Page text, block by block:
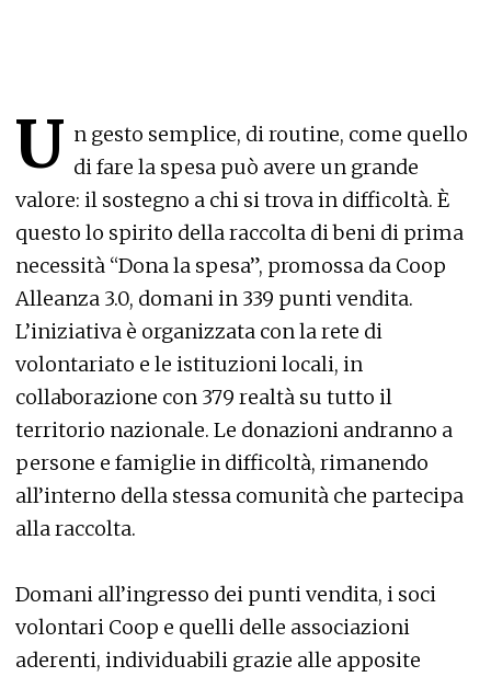
U n gesto semplice, di routine, come quello
di fare la spesa può avere un grande
valore: il sostegno a chi si trova in difficoltà. È
questo lo spirito della raccolta di beni di prima
necessità “Dona la spesa”, promossa da Coop
Alleanza 3.0, domani in 339 punti vendita.
L’iniziativa è organizzata con la rete di
volontariato e le istituzioni locali, in
collaborazione con 379 realtà su tutto il
territorio nazionale. Le donazioni andranno a
persone e famiglie in difficoltà, rimanendo
all’interno della stessa comunità che partecipa
alla raccolta.
Domani all’ingresso dei punti vendita, i soci
volontari Coop e quelli delle associazioni
aderenti, individuabili grazie alle apposite